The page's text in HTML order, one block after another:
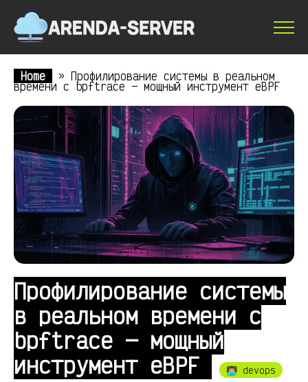
Home » Профилирование системы в реальном
времени с bpftrace — мощный инструмент eBPF
Профилирование системы
в реальном времени с
bpftrace — мощный
инструмент eBPF
👨‍💻 devops